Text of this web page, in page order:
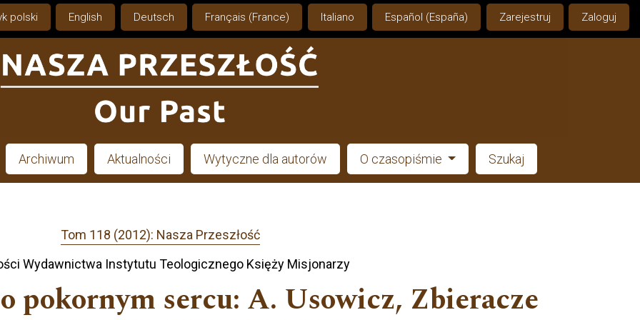
polski English Deutsch Français (France) Italiano Español (España) Zarejestruj Zaloguj
Archiwum Aktualności Wytyczne dla autorów O czasopiśmie Szukaj
Tom 118 (2012): Nasza Przeszłość
Wydawnictwa Instytutu Teologicznego Księży Misjonarzy
pokornym sercu: A. Usowicz, Zbieracze